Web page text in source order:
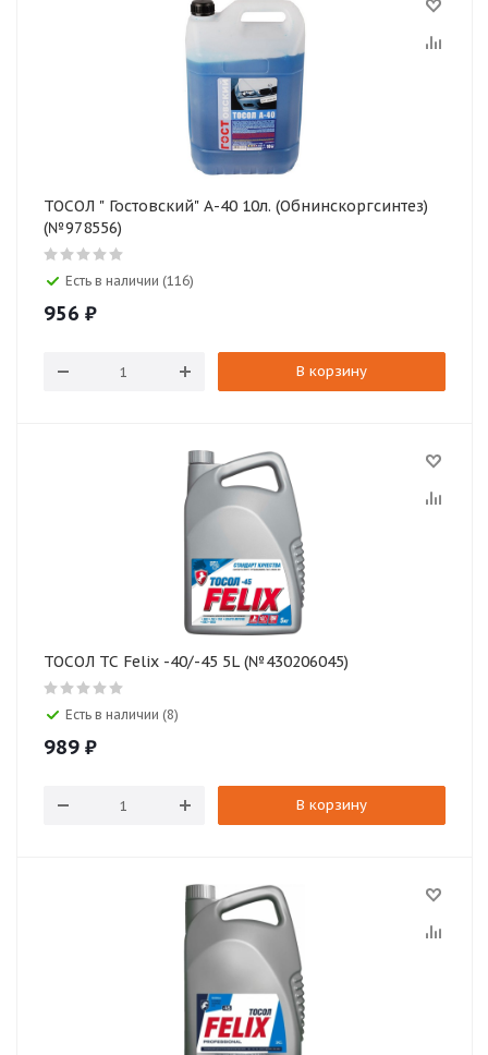
ТОСОЛ " Гостовский" А-40 10л. (Обнинскоргсинтез)
(№978556)
Есть в наличии (116)
956 ₽
В корзину
ТОСОЛ ТС Felix -40/-45 5L (№430206045)
Есть в наличии (8)
989 ₽
В корзину